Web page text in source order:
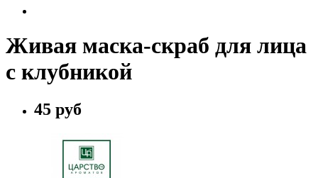
Живая маска-скраб для лица
с клубникой
45 руб